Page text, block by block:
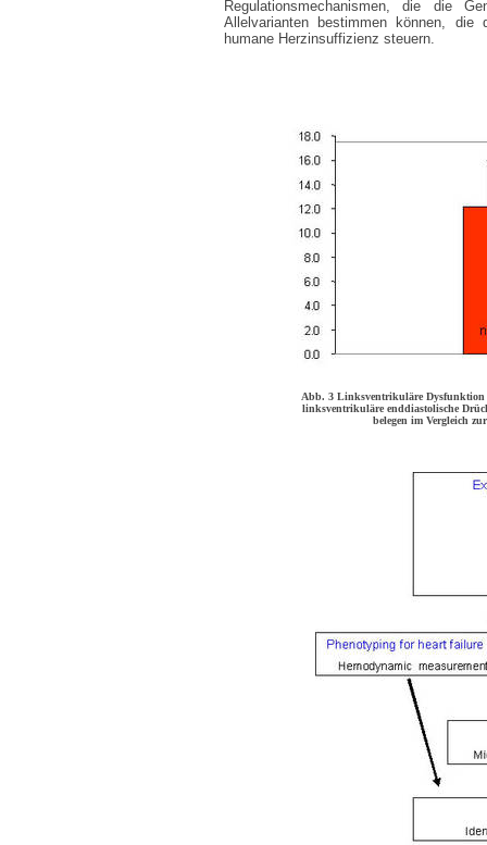
Regulationsmechanismen, die die
Allelvarianten bestimmen können, die
humane Herzinsuffizienz steuern.
Abb. 3 Linksventrikuläre Dysfunktion
linksventrikuläre enddiastolische
belegen im Vergleich